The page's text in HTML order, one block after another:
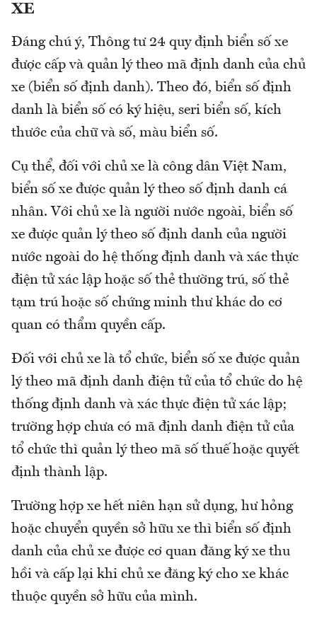
XE
Đáng chú ý, Thông tư 24 quy định biển số xe
được cấp và quản lý theo mã định danh của chủ
xe (biển số định danh). Theo đó, biển số định
danh là biển số có ký hiệu, seri biển số, kích
thước của chữ và số, màu biển số.
Cụ thể, đối với chủ xe là công dân Việt Nam,
biển số xe được quản lý theo số định danh cá
nhân. Với chủ xe là người nước ngoài, biển số
xe được quản lý theo số định danh của người
nước ngoài do hệ thống định danh và xác thực
điện tử xác lập hoặc số thẻ thường trú, số thẻ
tạm trú hoặc số chứng minh thư khác do cơ
quan có thẩm quyền cấp.
Đối với chủ xe là tổ chức, biển số xe được quản
lý theo mã định danh điện tử của tổ chức do hệ
thống định danh và xác thực điện tử xác lập;
trường hợp chưa có mã định danh điện tử của
tổ chức thì quản lý theo mã số thuế hoặc quyết
định thành lập.
Trường hợp xe hết niên hạn sử dụng, hư hỏng
hoặc chuyển quyền sở hữu xe thì biển số định
danh của chủ xe được cơ quan đăng ký xe thu
hồi và cấp lại khi chủ xe đăng ký cho xe khác
thuộc quyền sở hữu của mình.